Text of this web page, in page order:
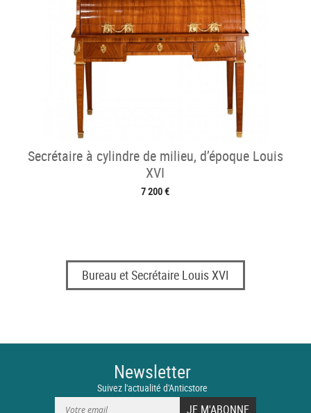
Secrétaire à cylindre de milieu, d’époque Louis
XVI
7 200 €
Bureau et Secrétaire Louis XVI
Newsletter
Suivez l'actualité d'Anticstore